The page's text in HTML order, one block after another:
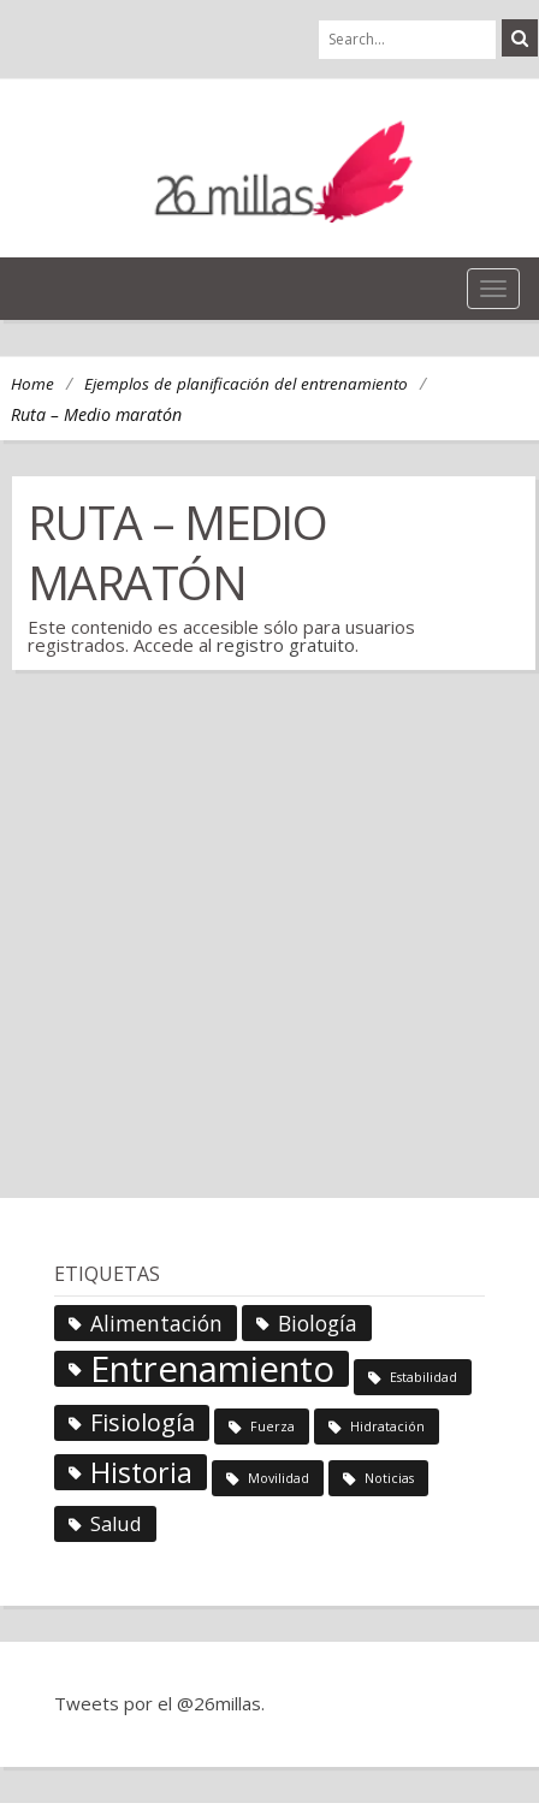
Home / Ejemplos de planificación del entrenamiento
/
Ruta – Medio maratón
RUTA – MEDIO
MARATÓN
Este contenido es accesible sólo para usuarios
registrados. Accede alregistro gratuito.
ETIQUETAS
Alimentación Biología
Entrenamiento Estabilidad
Fisiología Fuerza Hidratación
Historia Movilidad Noticias
Salud
Tweets por el @26millas.